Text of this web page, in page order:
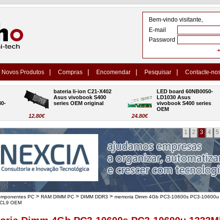
Bem-vindo visitante,
E-mail
Password
Novos Produtos | Compras | Encomendar | Pesquisar | Contacte-
12.80€
bateria li-ion C21-X402
Asus vivobook S400
series OEM original
24.80€
LED board 60NB0050-
LD1030 Asus
vivobook S400 series
OEM
1 2 3 4 5
PC > RAM DIMM PC > DIMM DDR3 > memoria Dimm 4Gb PC3-10600s PC3-10600u
OEM